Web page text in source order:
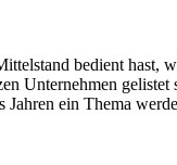
bedient hast,
Unternehmen
Jahren ein Thema